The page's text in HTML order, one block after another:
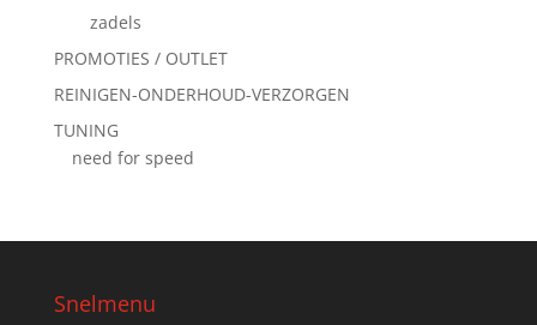
zadels
PROMOTIES / OUTLET
REINIGEN-ONDERHOUD-VERZORGEN
TUNING
need for speed
Snelmenu